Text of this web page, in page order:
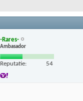
-Rares-
Ambasador
Reputatie: 54